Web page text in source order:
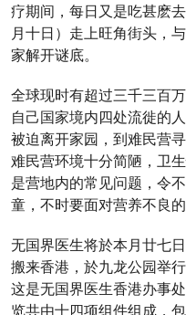
疗期间，每日又是吃甚麽
月十日）走上旺角街头，
家解开谜底。
全球现时有超过三千三百
自己国家境内四处流徙的
被迫离开家园，到难民营
难民营环境十分简陋，卫
是营地内的常见问题，令
童，不时要面对营养不良的
无国界医生将於本月廿七
搬来香港，於九龙公园举
这是无国界医生香港办事
览共由十四项组件组成，